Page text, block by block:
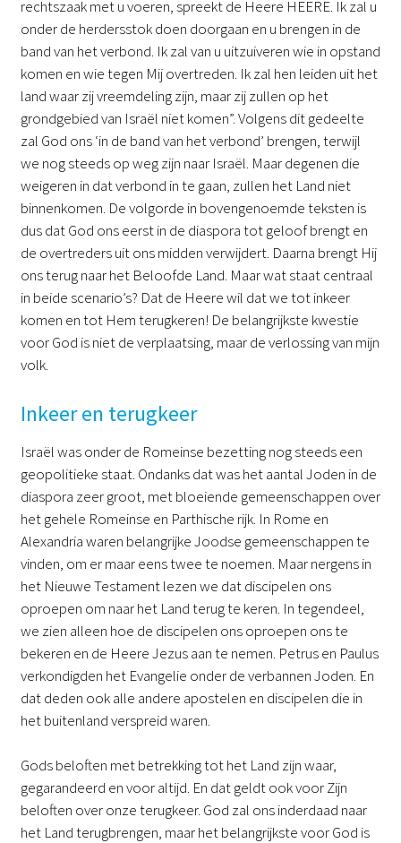
rechtszaak met u voeren, spreekt de Heere HEERE. Ik zal u
onder de herdersstok doen doorgaan en u brengen in de
band van het verbond. Ik zal van u uitzuiveren wie in opstand
komen en wie tegen Mij overtreden. Ik zal hen leiden uit het
land waar zij vreemdeling zijn, maar zij zullen op het
grondgebied van Israël niet komen”. Volgens dit gedeelte
zal God ons ‘in de band van het verbond’ brengen, terwijl
we nog steeds op weg zijn naar Israël. Maar degenen die
weigeren in dat verbond in te gaan, zullen het Land niet
binnenkomen. De volgorde in bovengenoemde teksten is
dus dat God ons eerst in de diaspora tot geloof brengt en
de overtreders uit ons midden verwijdert. Daarna brengt Hij
ons terug naar het Beloofde Land. Maar wat staat centraal
in beide scenario’s? Dat de Heere wil dat we tot inkeer
komen en tot Hem terugkeren! De belangrijkste kwestie
voor God is niet de verplaatsing, maar de verlossing van mijn
volk.
Inkeer en terugkeer
Israël was onder de Romeinse bezetting nog steeds een
geopolitieke staat. Ondanks dat was het aantal Joden in de
diaspora zeer groot, met bloeiende gemeenschappen over
het gehele Romeinse en Parthische rijk. In Rome en
Alexandria waren belangrijke Joodse gemeenschappen te
vinden, om er maar eens twee te noemen. Maar nergens in
het Nieuwe Testament lezen we dat discipelen ons
oproepen om naar het Land terug te keren. In tegendeel,
we zien alleen hoe de discipelen ons oproepen ons te
bekeren en de Heere Jezus aan te nemen. Petrus en Paulus
verkondigden het Evangelie onder de verbannen Joden. En
dat deden ook alle andere apostelen en discipelen die in
het buitenland verspreid waren.
Gods beloften met betrekking tot het Land zijn waar,
gegarandeerd en voor altijd. En dat geldt ook voor Zijn
beloften over onze terugkeer. God zal ons inderdaad naar
het Land terugbrengen, maar het belangrijkste voor God is